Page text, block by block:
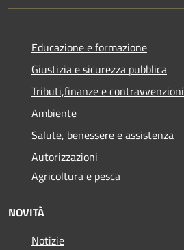
Educazione e formazione
Giustizia e sicurezza pubblica
Tributi,finanze e contravvenzioni
Ambiente
Salute, benessere e assistenza
Autorizzazioni
Agricoltura e pesca
NOVITÀ
Notizie